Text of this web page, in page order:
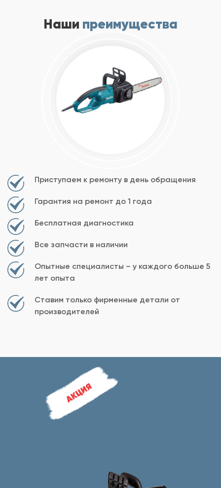
Наши преимущества
Приступаем к ремонту в день обращения
Гарантия на ремонт до 1 года
Бесплатная диагностика
Все запчасти в наличии
Опытные специалисты – у каждого больше 5
лет опыта
Ставим только фирменные детали от
производителей